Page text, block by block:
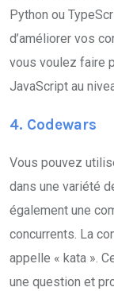
Python ou
d’améliorer vos
vous voulez faire
JavaScript au
4. Codewars
Vous pouvez
dans une variété
également une
concurrents. La
appelle « kata ».
une question et